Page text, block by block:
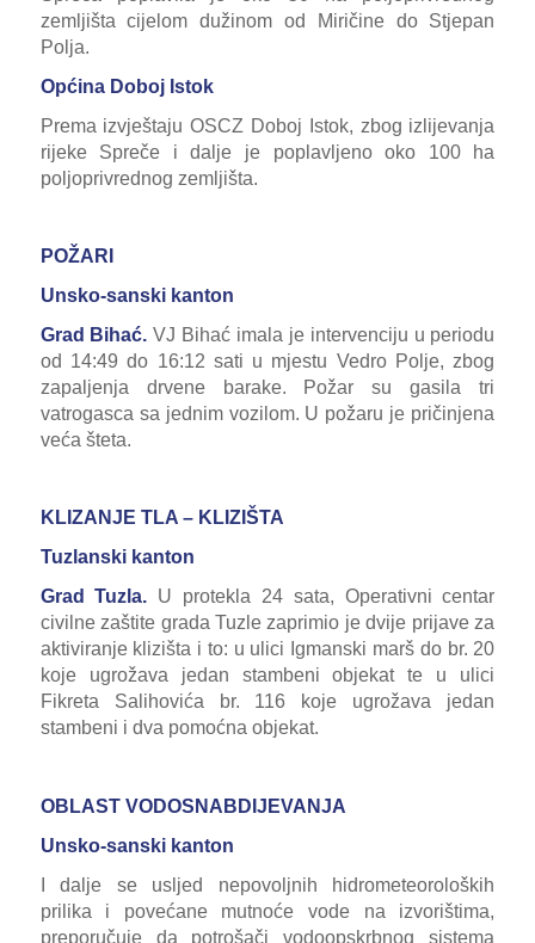
zemljišta cijelom dužinom od Miričine do Stjepan
Polja.
Općina Doboj Istok
Prema izvještaju OSCZ Doboj Istok, zbog izlijevanja
rijeke Spreče i dalje je poplavljeno oko 100 ha
poljoprivrednog zemljišta.
POŽARI
Unsko-sanski kanton
Grad Bihać. VJ Bihać imala je intervenciju u periodu
od 14:49 do 16:12 sati u mjestu Vedro Polje, zbog
zapaljenja drvene barake. Požar su gasila tri
vatrogasca sa jednim vozilom. U požaru je pričinjena
veća šteta.
KLIZANJE TLA – KLIZIŠTA
Tuzlanski kanton
Grad Tuzla. U protekla 24 sata, Operativni centar
civilne zaštite grada Tuzle zaprimio je dvije prijave za
aktiviranje klizišta i to: u ulici Igmanski marš do br. 20
koje ugrožava jedan stambeni objekat te u ulici
Fikreta Salihovića br. 116 koje ugrožava jedan
stambeni i dva pomoćna objekat.
OBLAST VODOSNABDIJEVANJA
Unsko-sanski kanton
I dalje se usljed nepovoljnih hidrometeoroloških
prilika i povećane mutnoće vode na izvorištima,
preporučuje da potrošači vodoopskrbnog sistema